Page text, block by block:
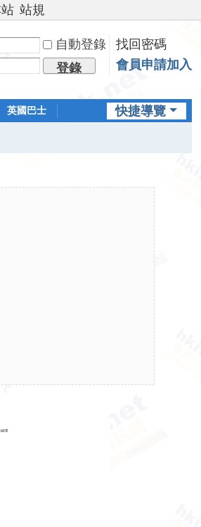
站規
自動登錄
找回密碼
登錄 會員申請加入
快捷導覽
英國巴士